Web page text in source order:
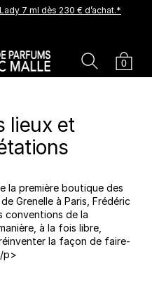
Soyez parmi les
7 ml dès 230 € d’achat.*
Cart
0
Search
lieux et
la première boutique des
Grenelle à Paris, Frédéric
conventions de la
à la fois libre,
la façon de faire-
p>